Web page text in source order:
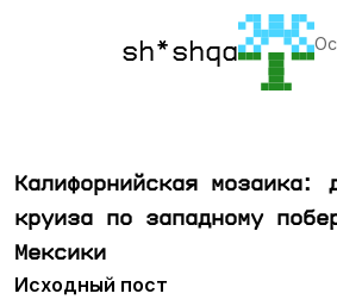
sh*shqa
Калифорнийская мозаика:
круиза по западному
Мексики
Исходный пост